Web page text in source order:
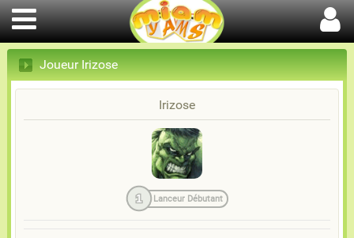
Joueur Irizose
Irizose
1 Lanceur Débutant